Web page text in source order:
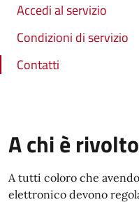
Accedi al servizio
Condizioni di servizio
Contatti
A chi è rivolto
A tutti coloro che
elettronico devono